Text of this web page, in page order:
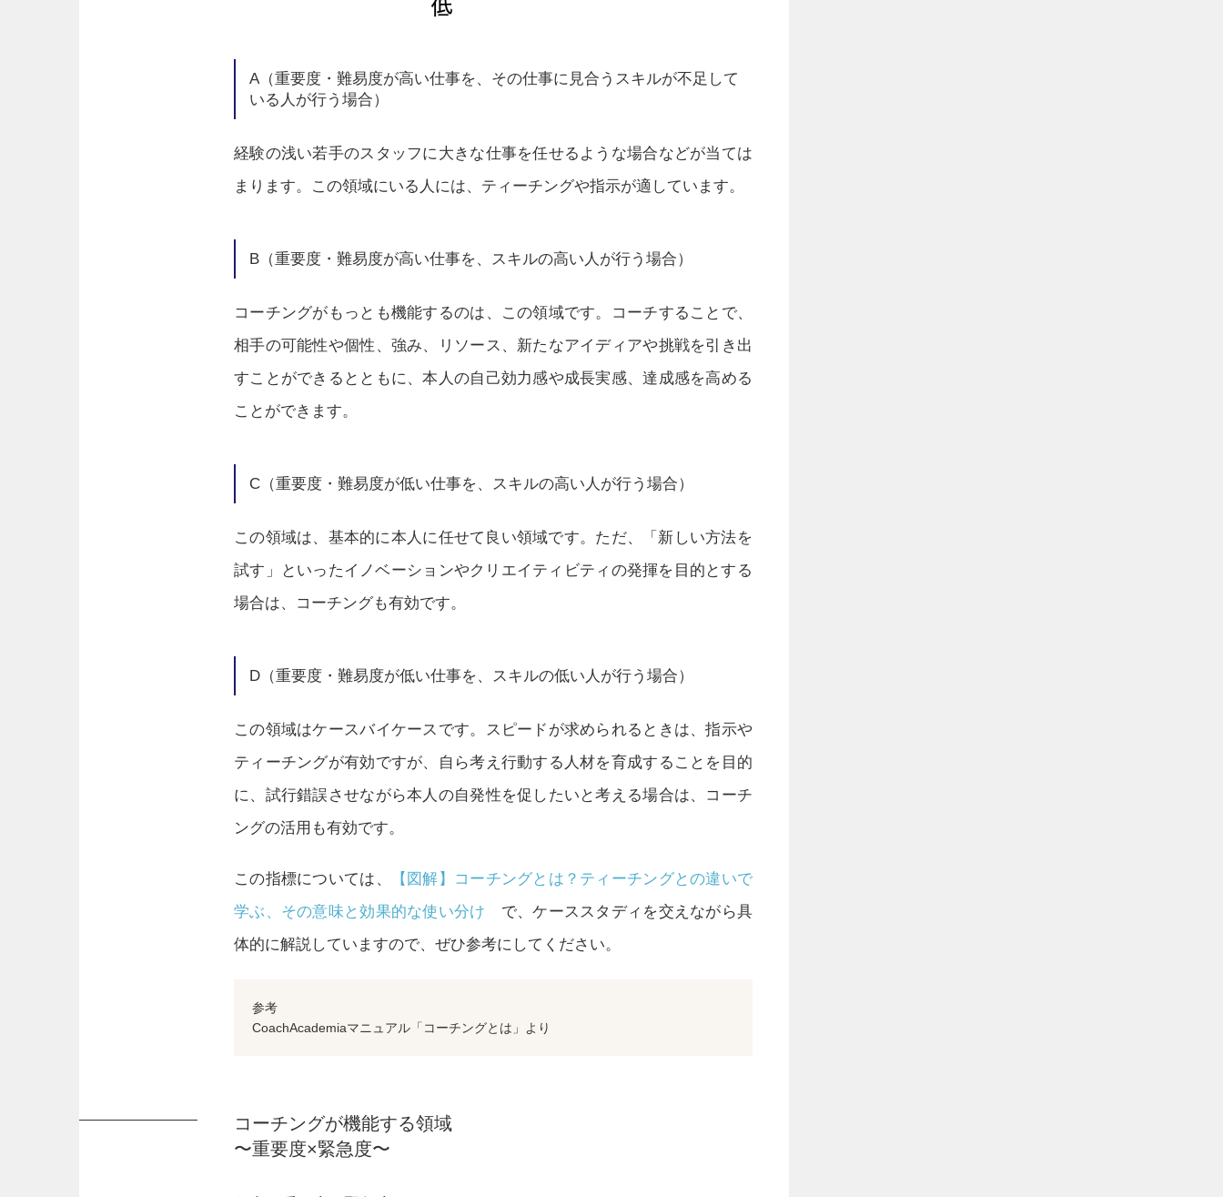
A（重要度・難易度が高い仕事を、その仕事に見合うスキルが不足して
いる人が行う場合）
経験の浅い若手のスタッフに大きな仕事を任せるような場合などが当ては
まります。この領域にいる人には、ティーチングや指示が適しています。
B（重要度・難易度が高い仕事を、スキルの高い人が行う場合）
コーチングがもっとも機能するのは、この領域です。コーチすることで、
相手の可能性や個性、強み、リソース、新たなアイディアや挑戦を引き出
すことができるとともに、本人の自己効力感や成長実感、達成感を高める
ことができます。
C（重要度・難易度が低い仕事を、スキルの高い人が行う場合）
この領域は、基本的に本人に任せて良い領域です。ただ、「新しい方法を
試す」といったイノベーションやクリエイティビティの発揮を目的とする
場合は、コーチングも有効です。
D（重要度・難易度が低い仕事を、スキルの低い人が行う場合）
この領域はケースバイケースです。スピードが求められるときは、指示や
ティーチングが有効ですが、自ら考え行動する人材を育成することを目的
に、試行錯誤させながら本人の自発性を促したいと考える場合は、コーチ
ングの活用も有効です。
この指標については、
【図解】コーチングとは？ティーチングとの違いで
学ぶ、その意味と効果的な使い分け で、ケーススタディを交えながら具
体的に解説していますので、ぜひ参考にしてください。
参考
CoachAcademiaマニュアル「コーチングとは」より
コーチングが機能する領域
〜重要度×緊急度〜